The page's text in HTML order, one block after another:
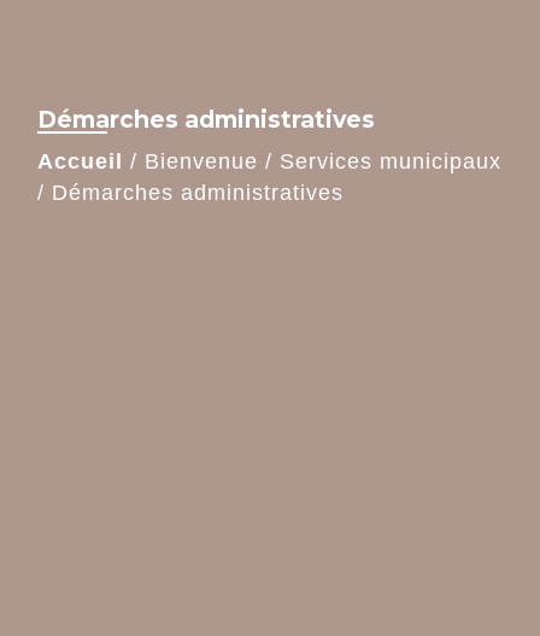
Démarches administratives
Accueil / Bienvenue / Services municipaux
/ Démarches administratives